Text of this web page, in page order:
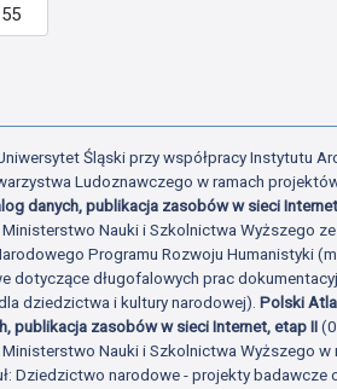
strony
do poprzedniej strony
Śląski przy współpracy Instytutu
Ludoznawczego w ramach
danych, publikacja zasobów w sieci
Nauki i Szkolnictwa Wyższego
Programu Rozwoju Humanistyki
dotyczące długofalowych prac
dziedzictwa i kultury narodowej).Polski
publikacja zasobów w sieci Internet, etap II
Nauki i Szkolnictwa Wyższego w
Dziedzictwo narodowe - projekty